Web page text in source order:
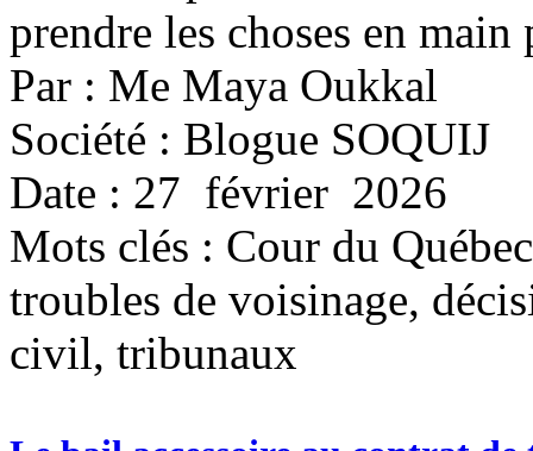
prendre les choses en
Par : Me Maya Oukkal
Société : Blogue SOQUIJ
Date : 27 février 2026
Mots clés : Cour du
troubles de voisinage,
civil, tribunaux